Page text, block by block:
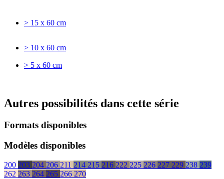
> 15 x 60 cm
> 10 x 60 cm
> 5 x 60 cm
Autres possibilités dans cette série
Formats disponibles
Modèles disponibles
200 203 204 206 211 214 215 216 222 225 226 227 229 238 239
262 263 264 265 266 270